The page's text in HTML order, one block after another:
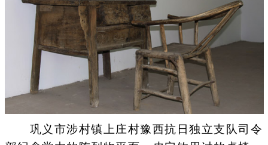
巩义市涉村镇上庄村豫西抗日独立支队司令